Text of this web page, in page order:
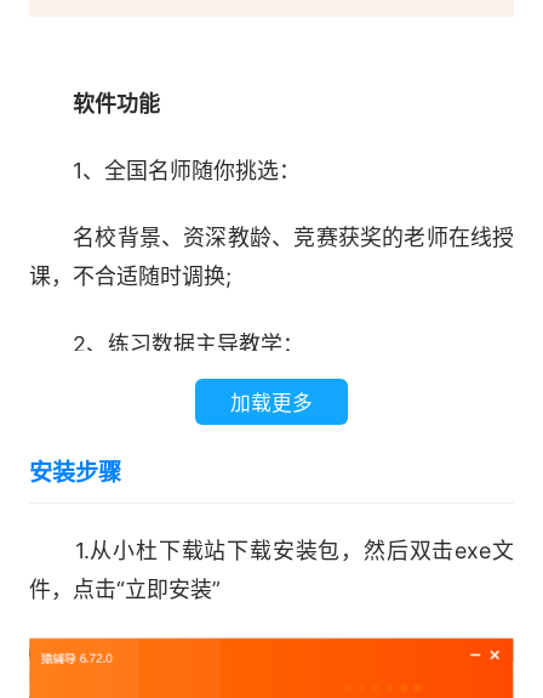
软件功能
1、全国名师随你挑选：
名校背景、资深教龄、竞赛获奖的老师在线授
课，不合适随时调换;
2、练习数据主导教学：
猿辅导学生版依据学习能力定制专属课件，例
课堂报告全程记录并反馈学习能力的变化;
4、初高中数理化提高：
加载更多
安装步骤
1.从小杜下载站下载安装包，然后双击exe文
件，点击“立即安装”